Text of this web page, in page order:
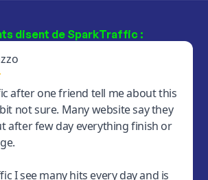
disent de SparkTraffic :